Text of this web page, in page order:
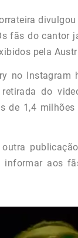
fãs do cantor
pela
no
do
de 1,4
outra
informar aos